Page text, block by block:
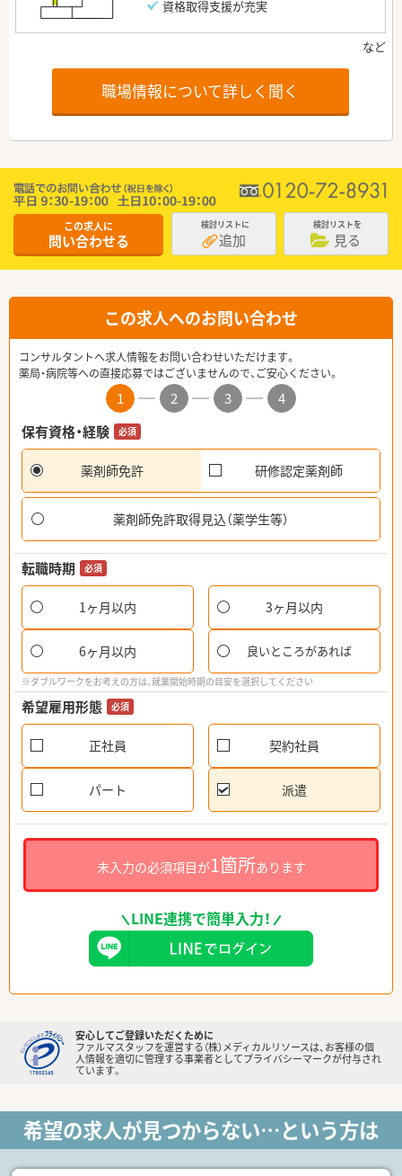
資格取得支援が充実
職場情報について詳しく聞く
この求人に
問い合わせる
検討リストに
追加
検討リストを
見る
この求人へのお問い合わせ
コンサルタントへ求人情報をお問い合わせいただけます。
薬局・病院等への直接応募ではございませんので、ご安心ください。
1 2 3
4
保有資格・経験
必須
薬剤師免許 研修認定薬剤師
薬剤師免許取得見込（薬学生等）
転職時期 必須
1ヶ月以内 3ヶ月以内
6ヶ月以内 良いところがあれば
※ダブルワークをお考えの方は、就業開始時期の目安を選択してください
希望雇用形態 必須
正社員 契約社員
パート 派遣
未入力の必須項目が1箇所あります
LINE連携で簡単入力！
安心してご登録いただくために
ファルマスタッフを運営する（株）メディカルリソースは、お客様の個
人情報を適切に管理する事業者としてプライバシーマークが付与され
ています。
希望の求人が見つからない…という方は